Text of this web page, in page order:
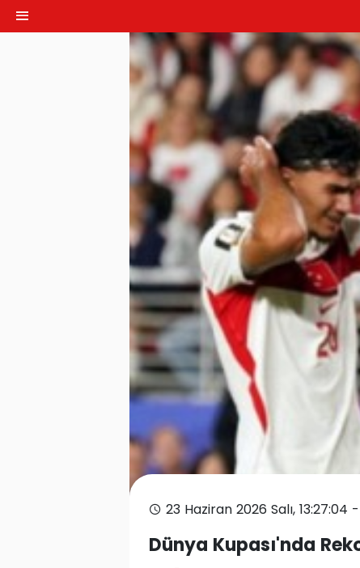
23 Haziran 2026 Salı, 13:27:04 -
Dünya Kupası'nda